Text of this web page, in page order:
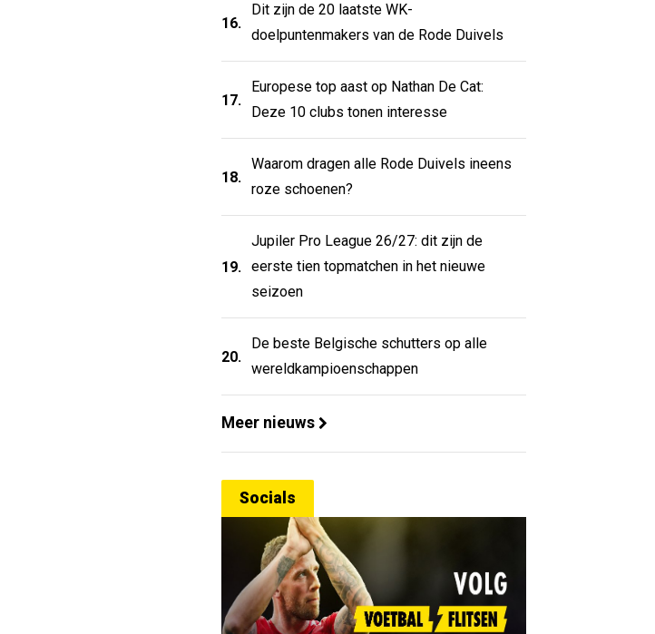
16.
Dit zijn de 20 laatste WK-
doelpuntenmakers van de Rode Duivels
17.
Europese top aast op Nathan De Cat:
Deze 10 clubs tonen interesse
18.
Waarom dragen alle Rode Duivels ineens
roze schoenen?
19.
Jupiler Pro League 26/27: dit zijn de
eerste tien topmatchen in het nieuwe
seizoen
20.
De beste Belgische schutters op alle
wereldkampioenschappen
Meer nieuws
Socials